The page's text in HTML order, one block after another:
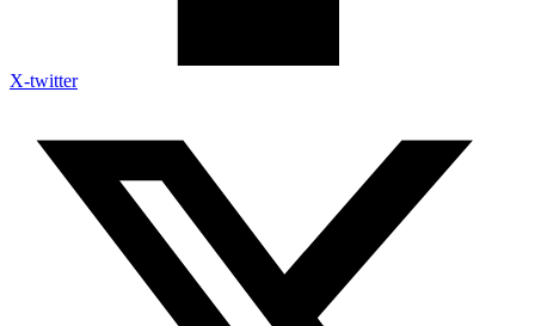
X-twitter